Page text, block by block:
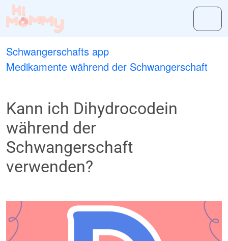
Schwangerschafts app
Medikamente während der Schwangerschaft
Kann ich Dihydrocodein
während der
Schwangerschaft
verwenden?